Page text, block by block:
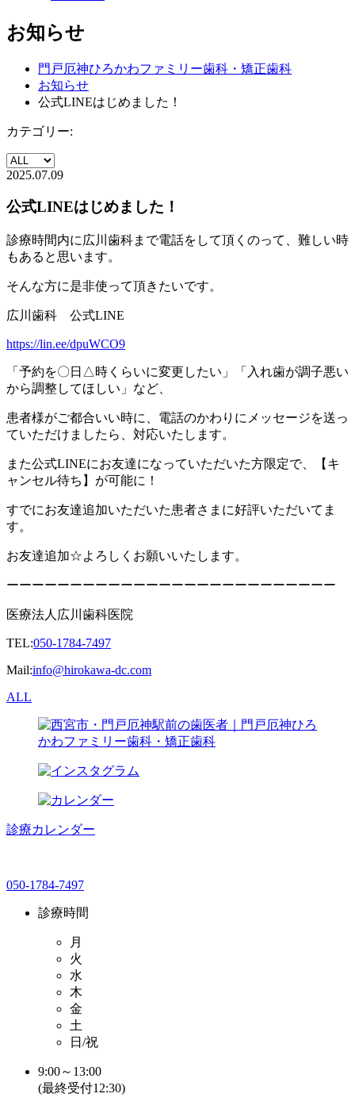
お知らせ
門戸厄神ひろかわファミリー歯科・矯正歯科
お知らせ
公式LINEはじめました！
カテゴリー:
2025.07.09
公式LINEはじめました！
診療時間内に広川歯科まで電話をして頂くのって、難しい時
もあると思います。
そんな方に是非使って頂きたいです。
広川歯科 公式LINE
https://lin.ee/dpuWCO9
「予約を〇日△時くらいに変更したい」「入れ歯が調子悪い
から調整してほしい」など、
患者様がご都合いい時に、電話のかわりにメッセージを送っ
ていただけましたら、対応いたします。
また公式LINEにお友達になっていただいた方限定で、【キ
ャンセル待ち】が可能に！
すでにお友達追加いただいた患者さまに好評いただいてま
す。
お友達追加☆よろしくお願いいたします。
ーーーーーーーーーーーーーーーーーーーーーーーーーー
医療法人広川歯科医院
TEL:050-1784-7497
Mail:info@hirokawa-dc.com
ALL
診療カレンダー
050-1784-7497
診療時間
月
火
水
木
金
土
日/祝
9:00～13:00
(最終受付12:30)